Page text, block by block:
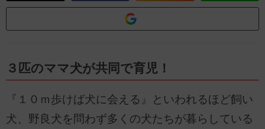
３匹のママ犬が共同で育児！
『１０ｍ歩けば犬に会える』といわれるほど飼い
犬、野良犬を問わず多くの犬たちが暮らしている